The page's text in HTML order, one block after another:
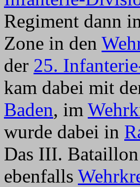
Regiment dann
Zone in den
der 25.
kam dabei mit
Baden, im
wurde dabei in
Das III.
ebenfalls